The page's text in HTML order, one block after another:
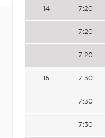
14 7:20
7:20
7:20
15 7:30
7:30
7:30